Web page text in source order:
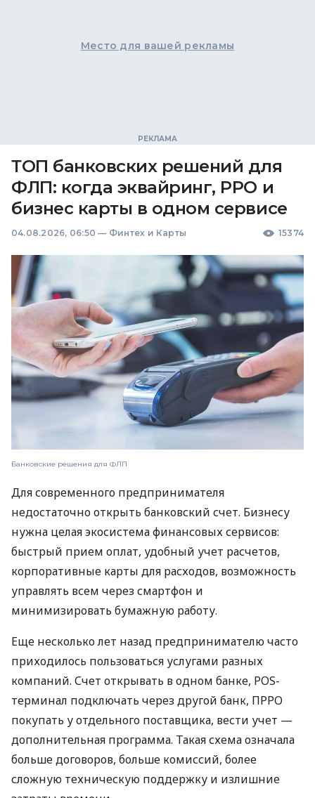
Место для вашей рекламы
ТОП банковских решений для
ФЛП: когда эквайринг, РРО и
бизнес карты в одном сервисе
04.08.2026, 06:50 — Финтех и Карты 15374
Банковские решения для ФЛП
Для современного предпринимателя
недостаточно открыть банковский счет. Бизнесу
нужна целая экосистема финансовых сервисов:
быстрый прием оплат, удобный учет расчетов,
корпоративные карты для расходов, возможность
управлять всем через смартфон и
минимизировать бумажную работу.
Еще несколько лет назад предпринимателю часто
приходилось пользоваться услугами разных
компаний. Счет открывать в одном банке, POS-
терминал подключать через другой банк, ПРРО
покупать у отдельного поставщика, вести учет —
дополнительная программа. Такая схема означала
больше договоров, больше комиссий, более
сложную техническую поддержку и излишние